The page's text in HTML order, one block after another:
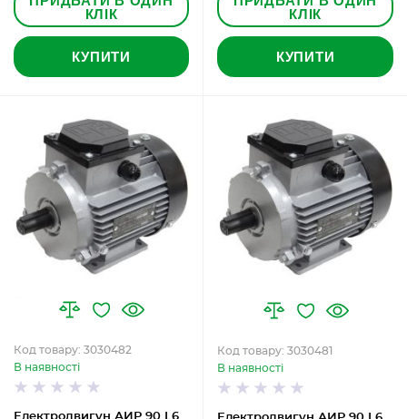
КЛІК
КУПИТИ
КЛІК
КУПИТИ
Код товару: 3030482
В наявності
Код товару: 3030481
В наявності